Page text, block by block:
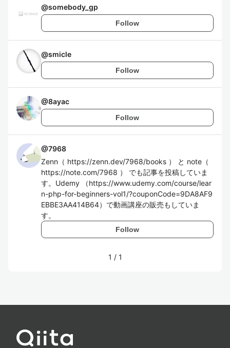
@somebody_gp
Follow
@smicle
Follow
@8ayac
Follow
@7968
Zenn（ https://zenn.dev/7968/books ） と note（
https://note.com/7968 ） でも記事を投稿していま
す。Udemy （https://www.udemy.com/course/lear
n-php-for-beginners-vol1/?couponCode=9DA8AF9
EBBE3AA414B64）で動画講座の販売もしていま
す。
Follow
1 / 1